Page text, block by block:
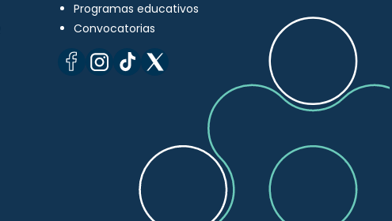
Programas educativos
Convocatorias